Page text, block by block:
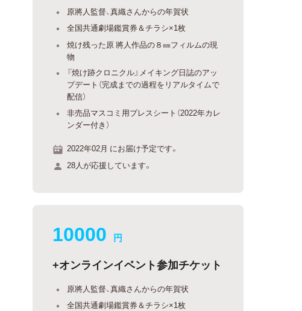
原將人監督、真織さんからの年賀状
全国共通劇場鑑賞券＆チラシ×1枚
焼け残った原 將人作品の８㎜フィルムの現
物
『焼け跡クロニクル』メイキング日誌のアッ
プデート（完成までの過程をリアルタイムで
配信）
非売品マスコミ用プレスシート（2022年カレ
ンダー付き）
2022年02月 にお届け予定です。
28人が応援しています。
10000 円
+オンラインイベント参加チケット
原將人監督、真織さんからの年賀状
全国共通劇場鑑賞券＆チラシ×1枚